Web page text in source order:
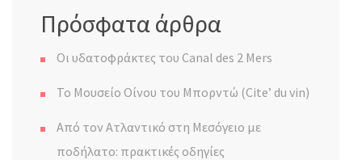
Πρόσφατα άρθρα
Οι υδατοφράκτες του Canal des 2 Mers
Το Μουσείο Οίνου του Μπορντώ (Cite’ du vin)
Από τον Ατλαντικό στη Μεσόγειο με
ποδήλατο: πρακτικές οδηγίες